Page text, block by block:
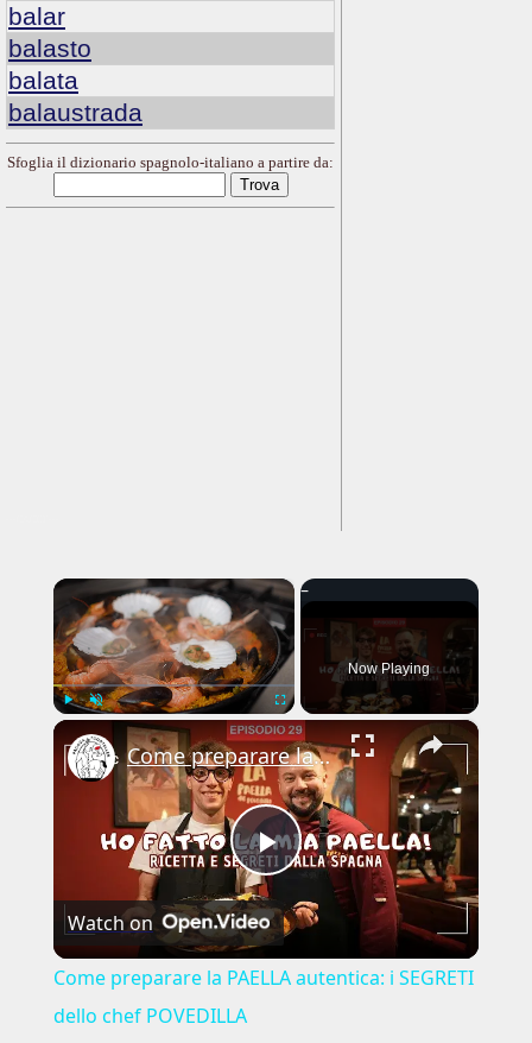
balar
balasto
balata
balaustrada
Sfoglia il dizionario spagnolo-italiano a partire da:
×
Unmute Fullscreen
Now Playing
×
Play
Video
Come preparare la PAELLA autentica: i SEGRETI dello chef POVEDILLA
Watch on
Come preparare la PAELLA autentica: i SEGRETI
dello chef POVEDILLA